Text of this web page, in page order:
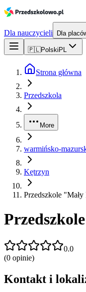
Dla nauczycieli Dla
🇵🇱Polski PL
Strona główna
Przedszkola
More
warmińsko-
Kętrzyn
Przedszkole
0.0
(0 opinie)
Kontakt i